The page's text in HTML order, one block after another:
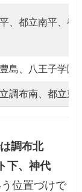
平、都立南平、
島、八王子学園
調布南、都立東
調布北
下、神代
う位置づけで